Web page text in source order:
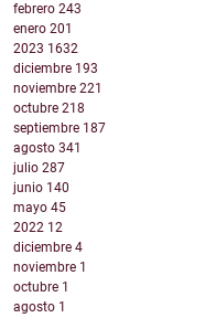
febrero 243
enero 201
2023 1632
diciembre 193
noviembre 221
octubre 218
septiembre 187
agosto 341
julio 287
junio 140
mayo 45
2022 12
diciembre 4
noviembre 1
octubre 1
agosto 1